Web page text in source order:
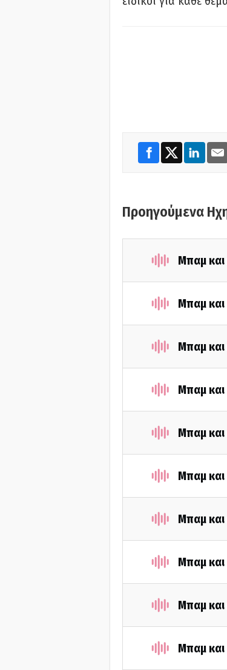
Προηγούμενα
Μπαμ
Μπαμ
Μπαμ
Μπαμ
Μπαμ
Μπαμ
Μπαμ
Μπαμ
Μπαμ
Μπαμ